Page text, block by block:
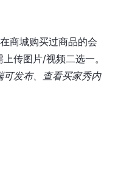
商城购买过商品的会
传图片/视频二选一。
可发布、查看买家秀内